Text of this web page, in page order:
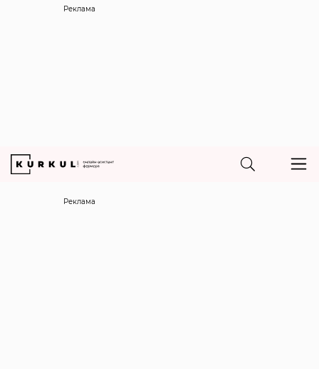
Реклама
Реклама